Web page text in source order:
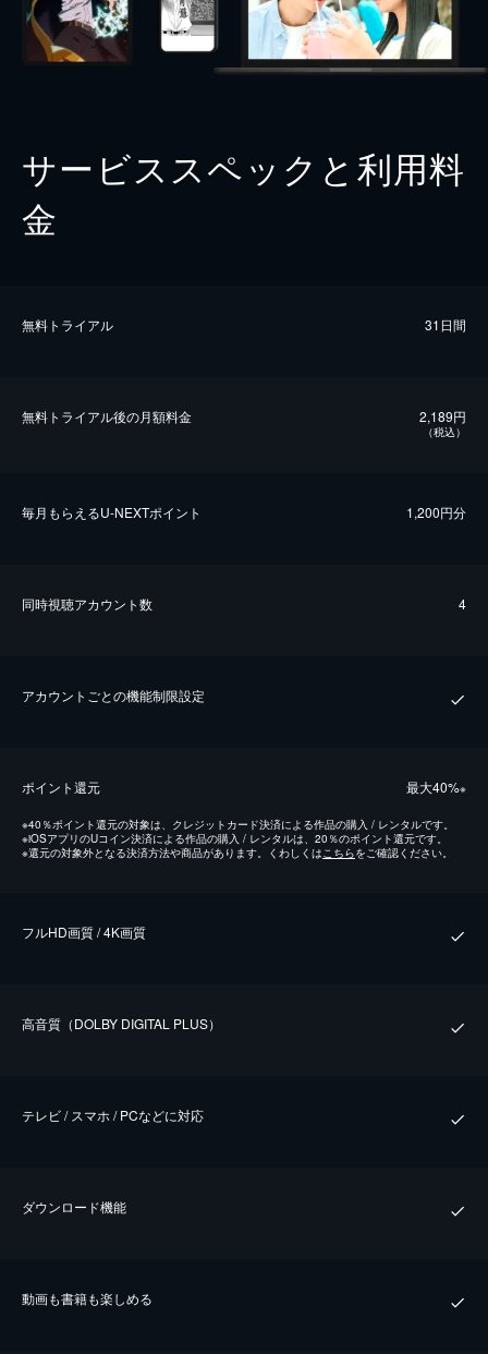
サービススペックと利用料
金
無料トライアル 31日間
無料トライアル後の⽉額料金 2,189円
（税込）
毎⽉もらえるU-NEXTポイント 1,200円分
同時視聴アカウント数 4
アカウントごとの機能制限設定
ポイント還元 最⼤40%※
※40％ポイント還元の対象は、クレジットカード決済による作品の購入 / レンタルです。
※iOSアプリのUコイン決済による作品の購入 / レンタルは、20％のポイント還元です。
※還元の対象外となる決済方法や商品があります。くわしくはこちらをご確認ください。
フルHD画質 / 4K画質
⾼⾳質（DOLBY DIGITAL PLUS）
テレビ / スマホ / PCなどに対応
ダウンロード機能
動画も書籍も楽しめる